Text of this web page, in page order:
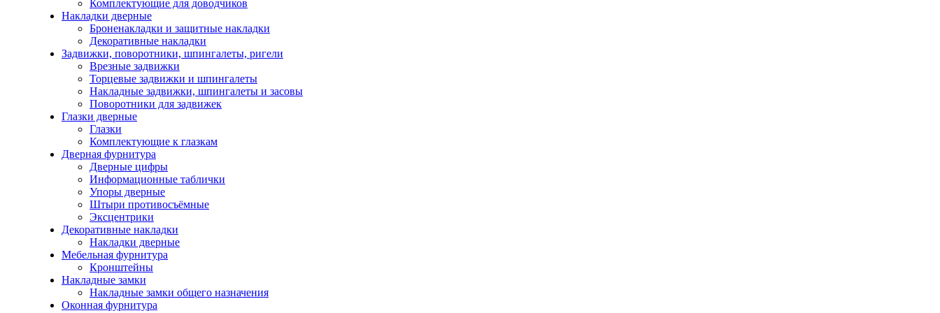
Комплектующие для доводчиков
Накладки дверные
Броненакладки и защитные накладки
Декоративные накладки
Задвижки, поворотники, шпингалеты, ригели
Врезные задвижки
Торцевые задвижки и шпингалеты
Накладные задвижки, шпингалеты и засовы
Поворотники для задвижек
Глазки дверные
Глазки
Комплектующие к глазкам
Дверная фурнитура
Дверные цифры
Информационные таблички
Упоры дверные
Штыри противосъёмные
Эксцентрики
Декоративные накладки
Накладки дверные
Мебельная фурнитура
Кронштейны
Накладные замки
Накладные замки общего назначения
Оконная фурнитура